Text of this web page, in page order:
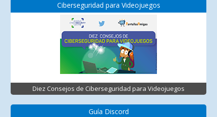
Ciberseguridad para Videojuegos
Diez Consejos de Ciberseguridad para Videojuegos
Guía Discord